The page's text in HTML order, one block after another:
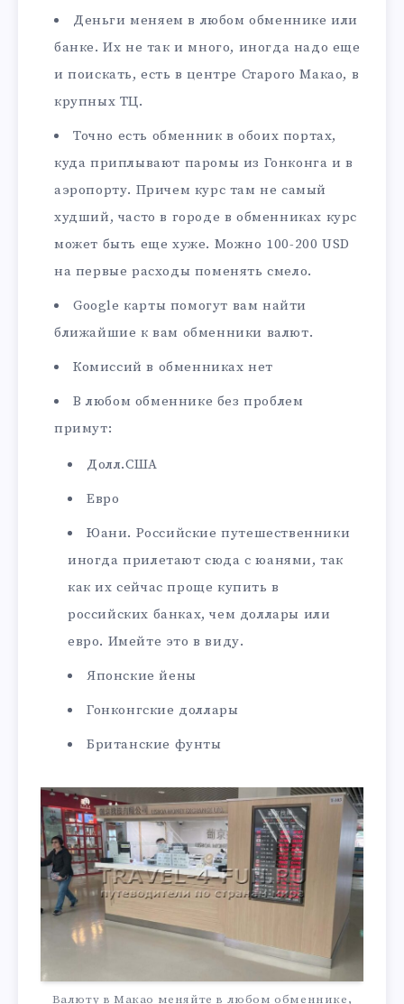
Деньги меняем в любом обменнике или
банке. Их не так и много, иногда надо еще
и поискать, есть в центре Старого Макао, в
крупных ТЦ.
Точно есть обменник в обоих портах,
куда приплывают паромы из Гонконга и в
аэропорту. Причем курс там не самый
худший, часто в городе в обменниках курс
может быть еще хуже. Можно 100-200 USD
на первые расходы поменять смело.
Google карты помогут вам найти
ближайшие к вам обменники валют.
Комиссий в обменниках нет
В любом обменнике без проблем
примут:
Долл.США
Евро
Юани. Российские путешественники
иногда прилетают сюда с юанями, так
как их сейчас проще купить в
российских банках, чем доллары или
евро. Имейте это в виду.
Японские йены
Гонконгские доллары
Британские фунты
Валюту в Макао меняйте в любом обменнике,